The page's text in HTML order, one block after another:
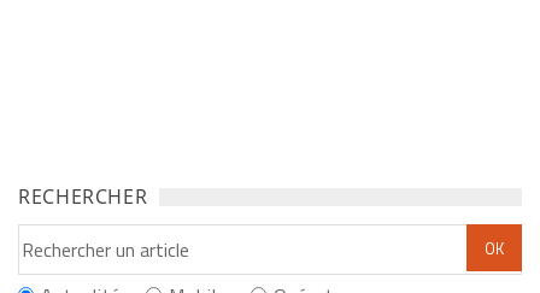
RECHERCHER